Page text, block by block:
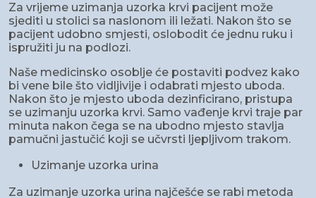
Za vrijeme uzimanja uzorka krvi pacijent može
sjediti u stolici sa naslonom ili ležati. Nakon što se
pacijent udobno smjesti, oslobodit će jednu ruku i
ispružiti ju na podlozi.
Naše medicinsko osoblje će postaviti podvez kako
bi vene bile što vidljivije i odabrati mjesto uboda.
Nakon što je mjesto uboda dezinficirano, pristupa
se uzimanju uzorka krvi. Samo vađenje krvi traje par
minuta nakon čega se na ubodno mjesto stavlja
pamučni jastučić koji se učvrsti ljepljivom trakom.
Uzimanje uzorka urina
Za uzimanje uzorka urina najčešće se rabi metoda